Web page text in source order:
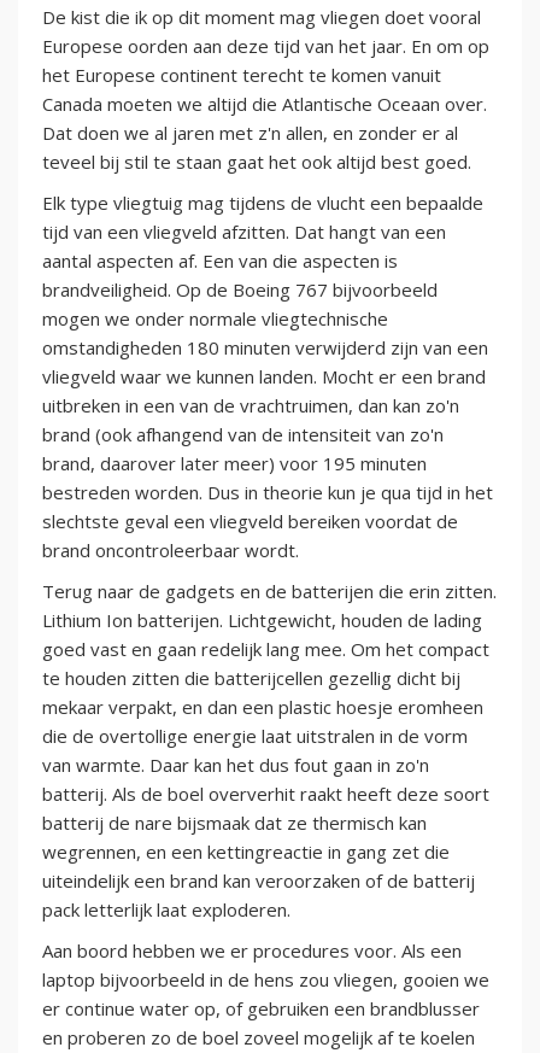
De kist die ik op dit moment mag vliegen doet vooral
Europese oorden aan deze tijd van het jaar. En om op
het Europese continent terecht te komen vanuit
Canada moeten we altijd die Atlantische Oceaan over.
Dat doen we al jaren met z'n allen, en zonder er al
teveel bij stil te staan gaat het ook altijd best goed.
Elk type vliegtuig mag tijdens de vlucht een bepaalde
tijd van een vliegveld afzitten. Dat hangt van een
aantal aspecten af. Een van die aspecten is
brandveiligheid. Op de Boeing 767 bijvoorbeeld
mogen we onder normale vliegtechnische
omstandigheden 180 minuten verwijderd zijn van een
vliegveld waar we kunnen landen. Mocht er een brand
uitbreken in een van de vrachtruimen, dan kan zo'n
brand (ook afhangend van de intensiteit van zo'n
brand, daarover later meer) voor 195 minuten
bestreden worden. Dus in theorie kun je qua tijd in het
slechtste geval een vliegveld bereiken voordat de
brand oncontroleerbaar wordt.
Terug naar de gadgets en de batterijen die erin zitten.
Lithium Ion batterijen. Lichtgewicht, houden de lading
goed vast en gaan redelijk lang mee. Om het compact
te houden zitten die batterijcellen gezellig dicht bij
mekaar verpakt, en dan een plastic hoesje eromheen
die de overtollige energie laat uitstralen in de vorm
van warmte. Daar kan het dus fout gaan in zo'n
batterij. Als de boel oververhit raakt heeft deze soort
batterij de nare bijsmaak dat ze thermisch kan
wegrennen, en een kettingreactie in gang zet die
uiteindelijk een brand kan veroorzaken of de batterij
pack letterlijk laat exploderen.
Aan boord hebben we er procedures voor. Als een
laptop bijvoorbeeld in de hens zou vliegen, gooien we
er continue water op, of gebruiken een brandblusser
en proberen zo de boel zoveel mogelijk af te koelen